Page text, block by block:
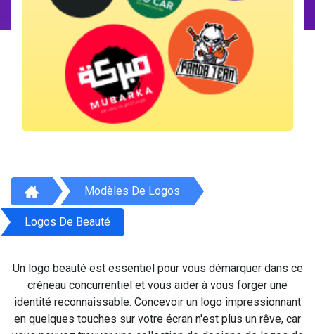
Modèles De Logos
Logos De Beauté
Un logo beauté est essentiel pour vous démarquer dans ce
créneau concurrentiel et vous aider à vous forger une
identité reconnaissable. Concevoir un logo impressionnant
en quelques touches sur votre écran n'est plus un rêve, car